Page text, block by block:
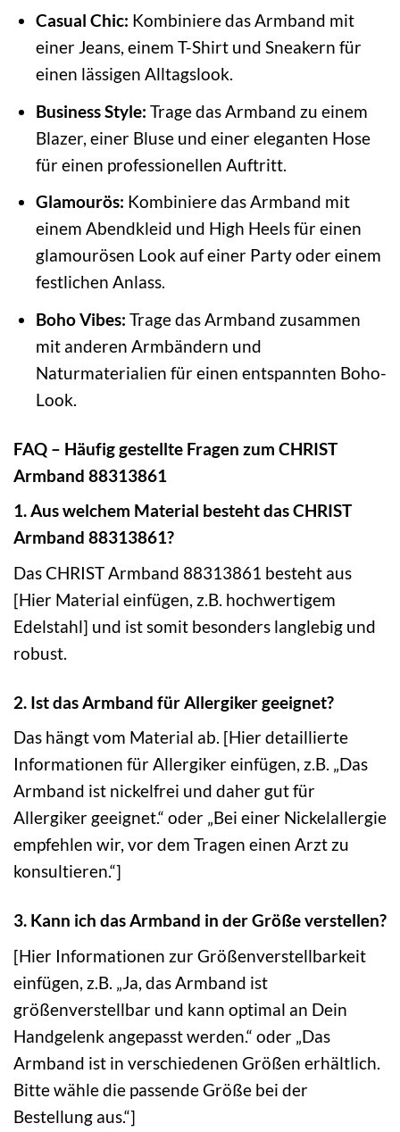
Casual Chic: Kombiniere das Armband mit
einer Jeans, einem T-Shirt und Sneakern für
einen lässigen Alltagslook.
Business Style: Trage das Armband zu einem
Blazer, einer Bluse und einer eleganten Hose
für einen professionellen Auftritt.
Glamourös: Kombiniere das Armband mit
einem Abendkleid und High Heels für einen
glamourösen Look auf einer Party oder einem
festlichen Anlass.
Boho Vibes: Trage das Armband zusammen
mit anderen Armbändern und
Naturmaterialien für einen entspannten Boho-
Look.
FAQ – Häufig gestellte Fragen zum CHRIST
Armband 88313861
1. Aus welchem Material besteht das CHRIST
Armband 88313861?
Das CHRIST Armband 88313861 besteht aus
[Hier Material einfügen, z.B. hochwertigem
Edelstahl] und ist somit besonders langlebig und
robust.
2. Ist das Armband für Allergiker geeignet?
Das hängt vom Material ab. [Hier detaillierte
Informationen für Allergiker einfügen, z.B. „Das
Armband ist nickelfrei und daher gut für
Allergiker geeignet.“ oder „Bei einer Nickelallergie
empfehlen wir, vor dem Tragen einen Arzt zu
konsultieren.“]
3. Kann ich das Armband in der Größe verstellen?
[Hier Informationen zur Größenverstellbarkeit
einfügen, z.B. „Ja, das Armband ist
größenverstellbar und kann optimal an Dein
Handgelenk angepasst werden.“ oder „Das
Armband ist in verschiedenen Größen erhältlich.
Bitte wähle die passende Größe bei der
Bestellung aus.“]